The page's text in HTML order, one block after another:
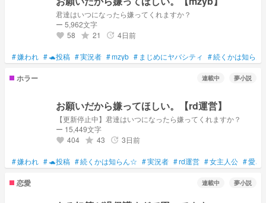
君達はいつになったら嫌ってくれますか？
ー 5,962文字
favorite 58 grade 21 update 4日前
#嫌われ #🐢投稿 #実況者 #mzyb # まじめにヤバシティ #続くかは知ら
ホラー 連載中 夢小説
お願いだから嫌ってほしい。【rd運営】
【更新停止中】君達はいつになったら嫌ってくれますか？
ー 15,449文字
favorite 404 grade 43 update 3日前
#嫌われ #🐢投稿 #続くかは知らん☆ #実況者 #rd運営 #女主人公 #愛さ
恋愛 連載中 夢小説